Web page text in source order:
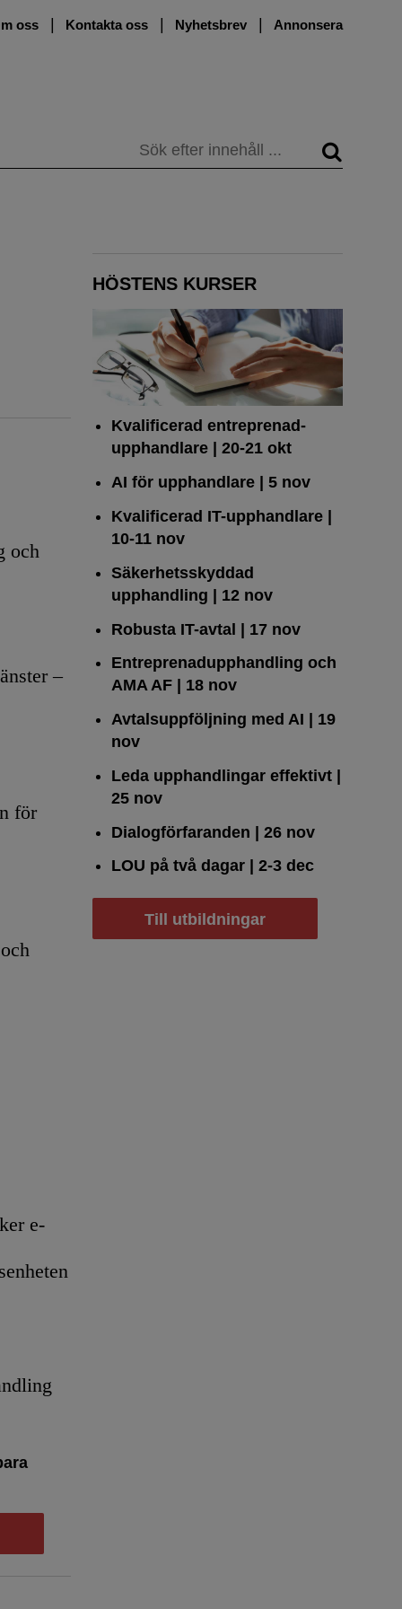
oss Kontakta oss Nyhetsbrev Annonsera
Sök
och
–
för
e-
HÖSTENS KURSER
Kvalificerad entreprenad­
upphandlare
| 20-21 okt
AI för upphandlare | 5 nov
Kvalificerad IT-upphandlare |
10-11 nov
Säkerhetsskyddad
upphandling | 12 nov
Robusta IT-avtal | 17 nov
Entreprenadupphandling och
AMA AF | 18 nov
Avtalsuppföljning med AI | 19
nov
Leda upphandlingar effektivt |
25 nov
Dialogförfaranden | 26 nov
LOU på två dagar | 2-3 dec
Till utbildningar